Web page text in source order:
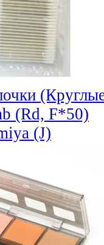
(Rd, F*50)
(J)